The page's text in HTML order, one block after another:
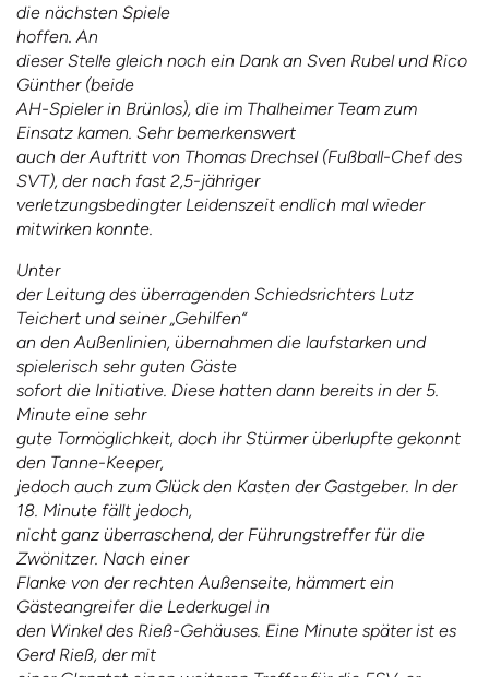
die nächsten Spiele
hoffen.An
dieser Stelle gleich noch ein Dank an Sven Rubel und Rico
Günther (beide
AH-Spieler in Brünlos), die im Thalheimer Team zum
Einsatz kamen. Sehr bemerkenswert
auch der Auftritt von Thomas Drechsel (Fußball-Chef des
SVT), der nach fast 2,5-jähriger
verletzungsbedingter Leidenszeit endlich mal wieder
mitwirken konnte.
Unter
der Leitung des überragenden Schiedsrichters Lutz
Teichert und seiner „Gehilfen“
an den Außenlinien, übernahmen die laufstarken und
spielerisch sehr guten Gäste
sofort die Initiative. Diese hatten dann bereits in der 5.
Minute eine sehr
gute Tormöglichkeit, doch ihr Stürmer überlupfte gekonnt
den Tanne-Keeper,
jedoch auch zum Glück den Kasten der Gastgeber. In der
18. Minute fällt jedoch,
nicht ganz überraschend, der Führungstreffer für die
Zwönitzer. Nach einer
Flanke von der rechten Außenseite, hämmert ein
Gästeangreifer die Lederkugel in
den Winkel des Rieß-Gehäuses. Eine Minute später ist es
Gerd Rieß, der mit